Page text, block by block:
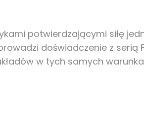
potwierdzającymi siłę
doświadczenie z serią
w tych samych